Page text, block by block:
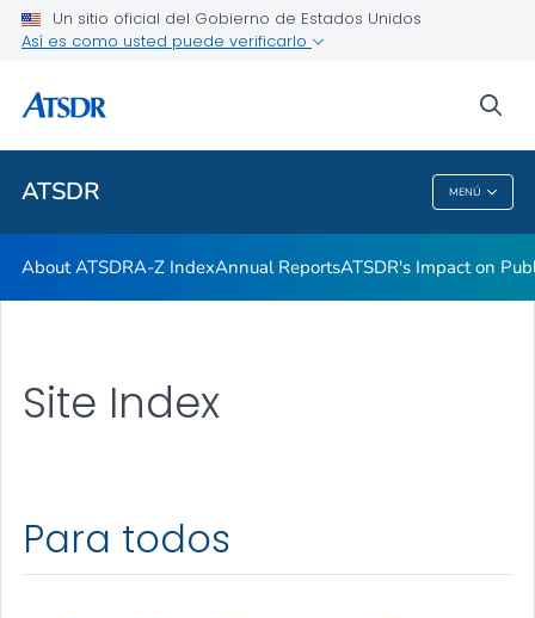
Un sitio oficial del Gobierno de Estados Unidos
Así es como usted puede verificarlo
ATSDR MENÚ
Contact Us
ATSDR Regional Offices
Newsroom
ATSDR
About ATSDRA-Z IndexAnnual ReportsATSDR's Impact on
Site Index
Para todos